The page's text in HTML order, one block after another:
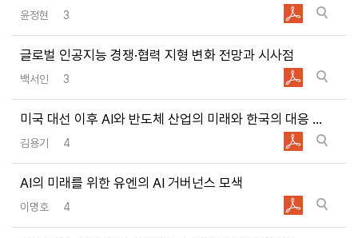
윤정현 3
글로벌 인공지능 경쟁·협력 지형 변화 전망과 시사점
백서인 3
미국 대선 이후 AI와 반도체 산업의 미래와 한국의 대응 방향
김용기 4
AI의 미래를 위한 유엔의 AI 거버넌스 모색
이명호 4